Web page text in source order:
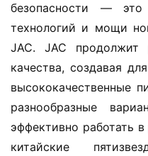
безопасности — это
технологий и мощи
JAC. JAC продолжит
качества, создавая
высококачественные
разнообразные
эффективно работать
китайские